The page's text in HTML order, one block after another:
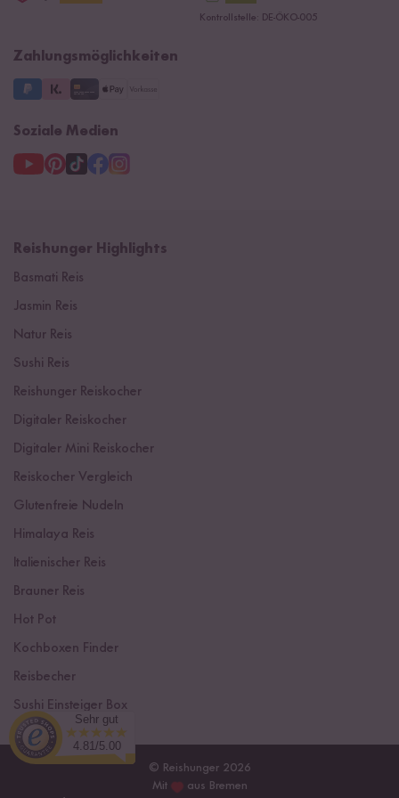
Datenschutzerklärung
3 Jahre Garantie
Kontrollstelle: DE-ÖKO-005
Zahlungsmöglichkeiten
Soziale Medien
Reishunger Highlights
Basmati Reis
Jasmin Reis
Natur Reis
Sushi Reis
Reishunger Reiskocher
Digitaler Reiskocher
Digitaler Mini Reiskocher
Reiskocher Vergleich
Glutenfreie Nudeln
Himalaya Reis
Italienischer Reis
Brauner Reis
Hot Pot
Kochboxen Finder
Reisbecher
Sushi Einsteiger Box
© Reishunger 2026
Mit
aus Bremen
Sehr gut
4.81/5.00